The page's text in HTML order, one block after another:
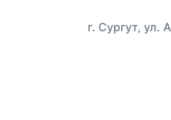
г. Сургут, ул.